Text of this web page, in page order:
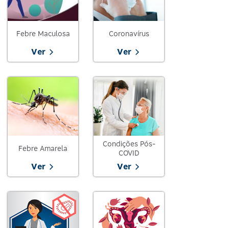
Febre Maculosa
Ver
Coronavírus
Ver
Febre Amarela
Ver
Condições Pós-
COVID
Ver